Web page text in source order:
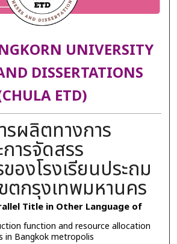
UNIVERSITY
DISSERTATIONS
ETD)
ผลิตทางการ
ารจัดสรร
องโรงเรียนประถม
ตกรุงเทพมหานคร
Title in Other Language of
function and resource allocation
in Bangkok metropolis